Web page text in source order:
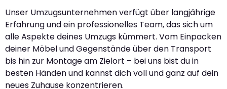
Unser Umzugsunternehmen verfügt über langjährige
Erfahrung und ein professionelles Team, das sich um
alle Aspekte deines Umzugs kümmert. Vom Einpacken
deiner Möbel und Gegenstände über den Transport
bis hin zur Montage am Zielort – bei uns bist du in
besten Händen und kannst dich voll und ganz auf dein
neues Zuhause konzentrieren.